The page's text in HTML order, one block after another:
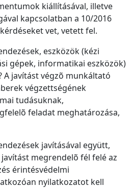
kiállításával, illetve
kapcsolatban a 10/2016
vet, vetett fel.
eszközök (kézi
gépek, informatikai eszközök)
A javítást végzõ munkáltató
végzettségének
tudásuknak,
feladat meghatározása,
javításával együtt,
megrendelõ fél felé az
érintésvédelmi
nyilatkozatot kell